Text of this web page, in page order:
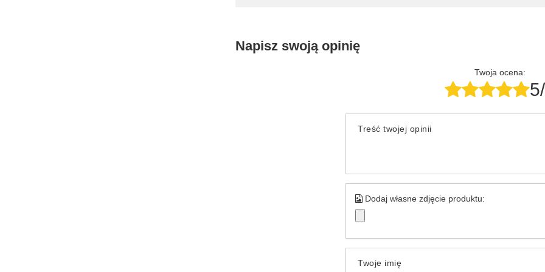
Napisz swoją opinię
Twoja ocena:
Treść twojej opinii
Dodaj własne zdjęcie produktu:
Twoje imię